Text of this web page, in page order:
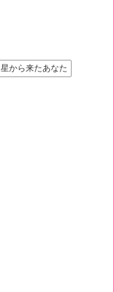
星から来たあなた